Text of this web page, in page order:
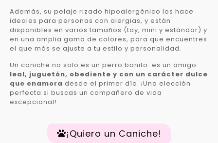
Además, su pelaje rizado hipoalergénico los hace
ideales para personas con alergias, y están
disponibles en varios tamaños (toy, mini y estándar) y
en una amplia gama de colores, para que encuentres
el que más se ajuste a tu estilo y personalidad.
Un caniche no solo es un perro bonito: es un amigo
leal, juguetón, obediente y con un carácter dulce
que enamora desde el primer día. ¡Una elección
perfecta si buscas un compañero de vida
excepcional!
¡Quiero un Caniche!